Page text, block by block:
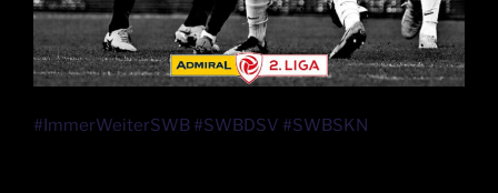
#ImmerWeiterSWB #SWBDSV #SWBSKN